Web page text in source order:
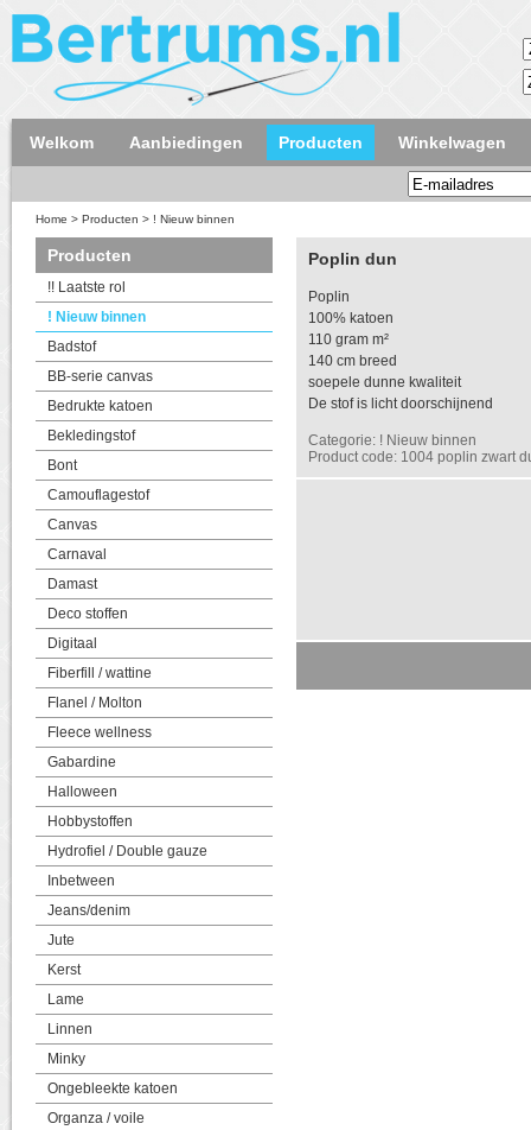
Welkom Aanbiedingen Producten Winkelwagen
Home > Producten > ! Nieuw binnen
Producten
!! Laatste rol
! Nieuw binnen
Badstof
BB-serie canvas
Bedrukte katoen
Bekledingstof
Bont
Camouflagestof
Canvas
Carnaval
Damast
Deco stoffen
Digitaal
Fiberfill / wattine
Flanel / Molton
Fleece wellness
Gabardine
Halloween
Hobbystoffen
Hydrofiel / Double gauze
Inbetween
Jeans/denim
Jute
Kerst
Lame
Linnen
Minky
Ongebleekte katoen
Organza / voile
Poplin dun
Poplin
100% katoen
110 gram m²
140 cm breed
soepele dunne kwaliteit
De stof is licht doorschijnend
Categorie: ! Nieuw binnen
Product code: 1004 poplin zwart